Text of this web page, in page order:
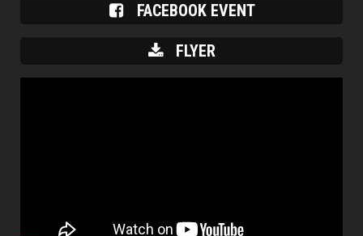
FACEBOOK EVENT
FLYER